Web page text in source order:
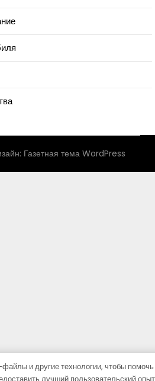
Газетная тема WordPress
файлы и другие технологии, чтобы помочь
лучший пользовательский